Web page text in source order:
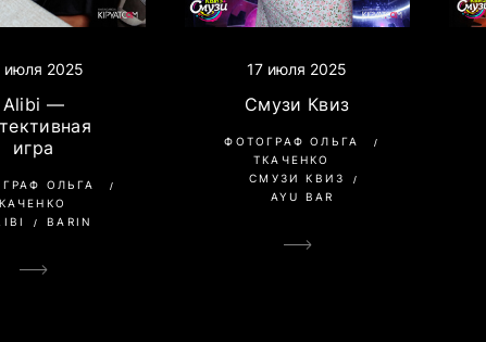
июля 2025
Alibi —
игра
ОЛЬГА
BARIN
17 июля 2025
Смузи Квиз
ФОТОГРАФ ОЛЬГА
ТКАЧЕНКО
СМУЗИ КВИЗ
AYU BAR